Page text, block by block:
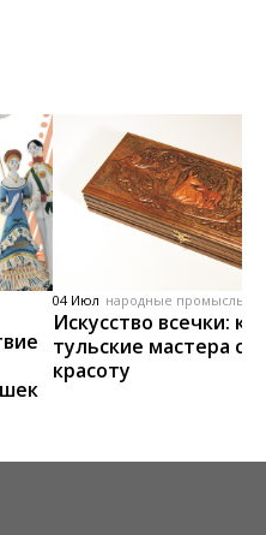
04 Июл народные промыслы,
Искусство всечки: как
тульские мастера
красоту